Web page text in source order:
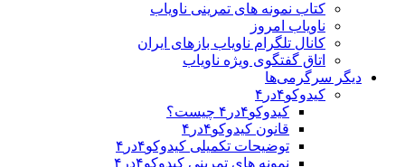
کتاب نمونه های تمرینی ناویاب
ناویاب امروز
کانال تلگرام ناویاب بازهای ایران
اتاق گفتگوی ویژه ناویاب
دیگر سرگرمی‌ها
کیدوکو۴در۴
کیدوکو۴در۴ چیست؟
قانون کیدوکو۴در۴
توضیحات تکمیلی کیدوکو۴در۴
نمونه های تمرینی کیدوکو۴در۴